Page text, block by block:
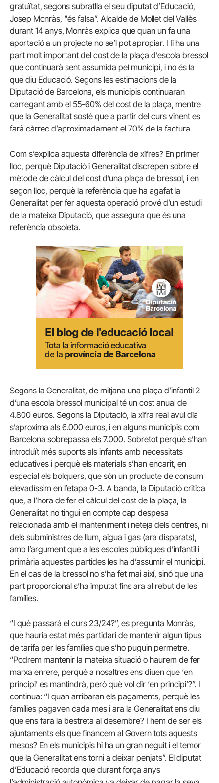
gratuïtat, segons subratlla el seu diputat d’Educació,
Josep Monràs, “és falsa”. Alcalde de Mollet del Vallès
durant 14 anys, Monràs explica que quan un fa una
aportació a un projecte no se’l pot apropiar. Hi ha una
part molt important del cost de la plaça d’escola bressol
que continuarà sent assumida pel municipi, i no és la
que diu Educació. Segons les estimacions de la
Diputació de Barcelona, els municipis continuaran
carregant amb el 55-60% del cost de la plaça, mentre
que la Generalitat sosté que a partir del curs vinent es
farà càrrec d’aproximadament el 70% de la factura.
Com s’explica aquesta diferència de xifres? En primer
lloc, perquè Diputació i Generalitat discrepen sobre el
mètode de càlcul del cost d’una plaça de bressol, i en
segon lloc, perquè la referència que ha agafat la
Generalitat per fer aquesta operació prové d’un estudi
de la mateixa Diputació, que assegura que és una
referència obsoleta.
Segons la Generalitat, de mitjana una plaça d’infantil 2
d’una escola bressol municipal té un cost anual de
4.800 euros. Segons la Diputació, la xifra real avui dia
s’aproxima als 6.000 euros, i en alguns municipis com
Barcelona sobrepassa els 7.000. Sobretot perquè s’han
introduït més suports als infants amb necessitats
educatives i perquè els materials s’han encarit, en
especial els bolquers, que són un producte de consum
elevadíssim en l’etapa 0-3. A banda, la Diputació critica
que, a l’hora de fer el càlcul del cost de la plaça, la
Generalitat no tingui en compte cap despesa
relacionada amb el manteniment i neteja dels centres, ni
dels subministres de llum, aigua i gas (ara disparats),
amb l’argument que a les escoles públiques d’infantil i
primària aquestes partides les ha d’assumir el municipi.
En el cas de la bressol no s’ha fet mai així, sinó que una
part proporcional s’ha imputat fins ara al rebut de les
famílies.
“I què passarà el curs 23/24?”, es pregunta Monràs,
que hauria estat més partidari de mantenir algun tipus
de tarifa per les famílies que s’ho puguin permetre.
“Podrem mantenir la mateixa situació o haurem de fer
marxa enrere, perquè a nosaltres ens diuen que ‘en
principi’ es mantindrà, però què vol dir ‘en principi’?”. I
continua: “I quan arribaran els pagaments, perquè les
famílies pagaven cada mes i ara la Generalitat ens diu
que ens farà la bestreta al desembre? I hem de ser els
ajuntaments els que financem al Govern tots aquests
mesos? En els municipis hi ha un gran neguit i el temor
que la Generalitat ens torni a deixar penjats”. El diputat
d’Educació recorda que durant força anys